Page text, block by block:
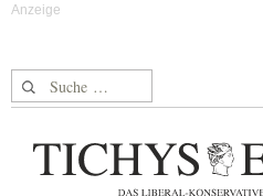
Suche nach: